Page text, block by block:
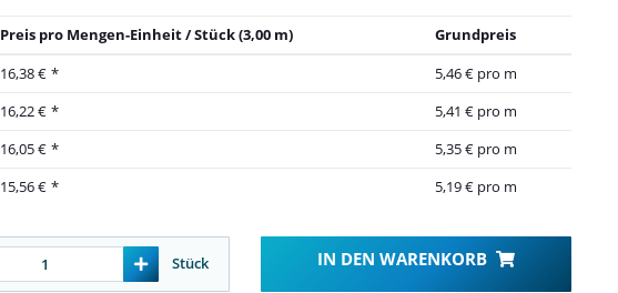
Preis pro Mengen-Einheit / Stück (3,00 m)
Grundpreis
16,38 € *
5,46 € pro m
16,22 € *
5,41 € pro m
16,05 € *
5,35 € pro m
15,56 € * 5,19 € pro m
Stück IN DEN WARENKORB